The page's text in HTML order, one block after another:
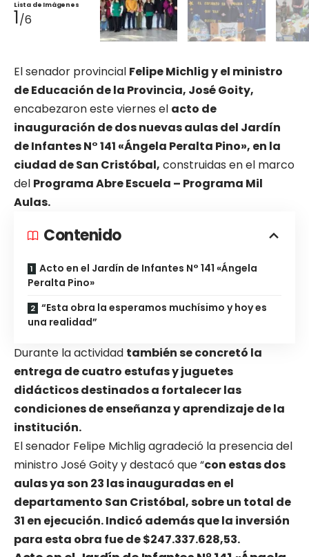
Lista de Imágenes
1/6
El senador provincial Felipe Michlig y el ministro
de Educación de la Provincia, José Goity,
encabezaron este viernes el acto de
inauguración de dos nuevas aulas del Jardín
de Infantes N° 141 «Ángela Peralta Pino», en la
ciudad de San Cristóbal, construidas en el marco
del Programa Abre Escuela – Programa Mil
Aulas.
Contenido
Acto en el Jardín de Infantes N° 141 «Ángela
Peralta Pino»
“Esta obra la esperamos muchísimo y hoy es
una realidad”
Durante la actividad también se concretó la
entrega de cuatro estufas y juguetes
didácticos destinados a fortalecer las
condiciones de enseñanza y aprendizaje de la
institución.
El senador Felipe Michlig agradeció la presencia del
ministro José Goity y destacó que “con estas dos
aulas ya son 23 las inauguradas en el
departamento San Cristóbal, sobre un total de
31 en ejecución. Indicó además que la inversión
para esta obra fue de $247.337.628,53.